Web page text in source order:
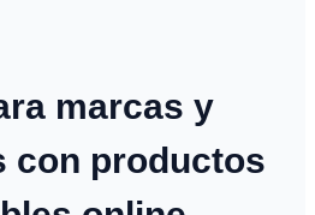
marcas y
con productos